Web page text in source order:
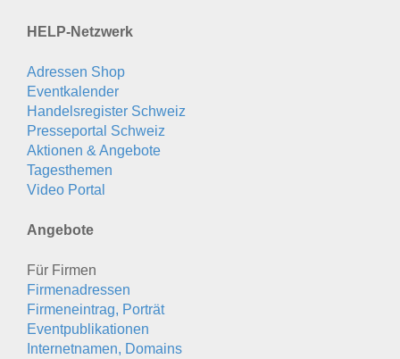
HELP-Netzwerk
Adressen Shop
Eventkalender
Handelsregister Schweiz
Presseportal Schweiz
Aktionen & Angebote
Tagesthemen
Video Portal
Angebote
Für Firmen
Firmenadressen
Firmeneintrag, Porträt
Eventpublikationen
Internetnamen, Domains